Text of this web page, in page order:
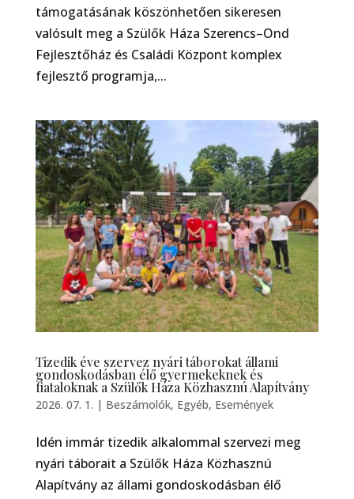
támogatásának köszönhetően sikeresen
valósult meg a Szülők Háza Szerencs–Ond
Fejlesztőház és Családi Központ komplex
fejlesztő programja,...
Tizedik éve szervez nyári táborokat állami
gondoskodásban élő gyermekeknek és
fiataloknak a Szülők Háza Közhasznú Alapítvány
2026. 07. 1. | Beszámolók, Egyéb, Események
Idén immár tizedik alkalommal szervezi meg
nyári táborait a Szülők Háza Közhasznú
Alapítvány az állami gondoskodásban élő